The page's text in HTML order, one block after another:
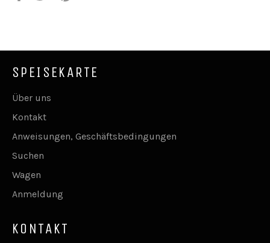
SPEISEKARTE
Über uns
Kontakt
Anweisungen, Geschäftsbedingungen
Suchen
Wagen
Anmeldung
KONTAKT